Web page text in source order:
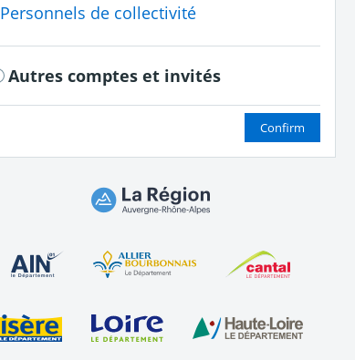
Personnels de collectivité
Autres comptes et invités